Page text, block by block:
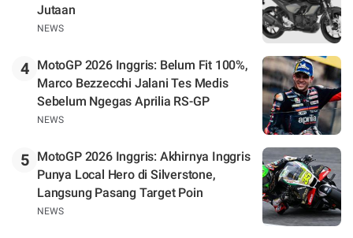
Jutaan
NEWS
4
MotoGP 2026 Inggris: Belum Fit 100%,
Marco Bezzecchi Jalani Tes Medis
Sebelum Ngegas Aprilia RS-GP
NEWS
5
MotoGP 2026 Inggris: Akhirnya Inggris
Punya Local Hero di Silverstone,
Langsung Pasang Target Poin
NEWS